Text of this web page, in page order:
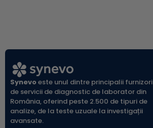
Synevoeste unul dintre principalii furnizori
de servicii de diagnostic de laborator din
România, oferind peste 2.500 de tipuri de
analize, de la teste uzuale la investigații
avansate.